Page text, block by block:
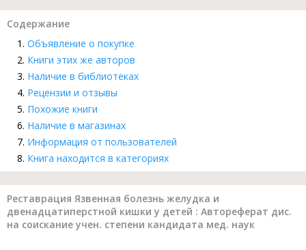
Содержание
Объявление о покупке
Книги этих же авторов
Наличие в библиотеках
Рецензии и отзывы
Похожие книги
Наличие в магазинах
Информация от пользователей
Книга находится в категориях
Реставрация Язвенная болезнь желудка и
двенадцатиперстной кишки у детей : Автореферат дис.
на соискание учен. степени кандидата мед. наук